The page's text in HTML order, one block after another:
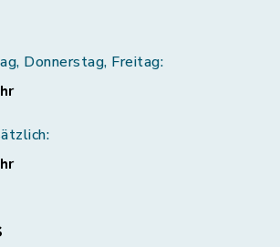
Donnerstag, Freitag: